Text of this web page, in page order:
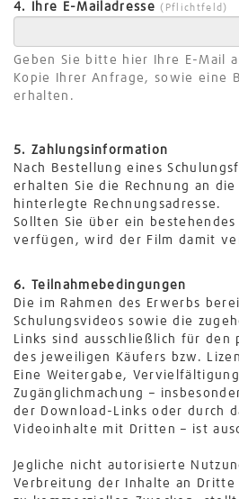
4. Ihre E-Mailadresse(Pflichtfeld)
Geben Sie bitte hier Ihre E-Mail
Kopie Ihrer Anfrage, sowie eine
erhalten.
5. Zahlungsinformation
Nach Bestellung eines
erhalten Sie die Rechnung an
hinterlegte Rechnungsadresse.
Sollten Sie über ein
verfügen, wird der Film damit
6. Teilnahmebedingungen
Die im Rahmen des Erwerbs
Schulungsvideos sowie die
Links sind ausschließlich für den
des jeweiligen Käufers bzw.
Eine Weitergabe,
Zugänglichmachung –
der Download-Links oder durch
Videoinhalte mit Dritten – ist
Jegliche nicht autorisierte
Verbreitung der Inhalte an Dritte